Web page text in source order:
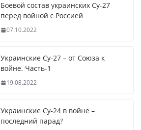
Боевой состав украинских Су-27
перед войной с Россией
07.10.2022
Украинские Су-27 – от Союза к
войне. Часть-1
19.08.2022
Украинские Су-24 в войне –
последний парад?